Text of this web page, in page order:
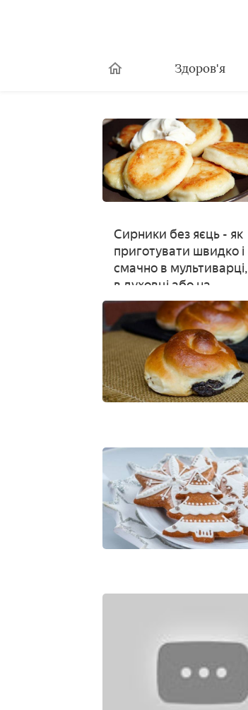
Здоров'я
Сирники без яєць - як
приготувати швидко і
смачно в мультиварці,
в духовці або на
сковороді з фото